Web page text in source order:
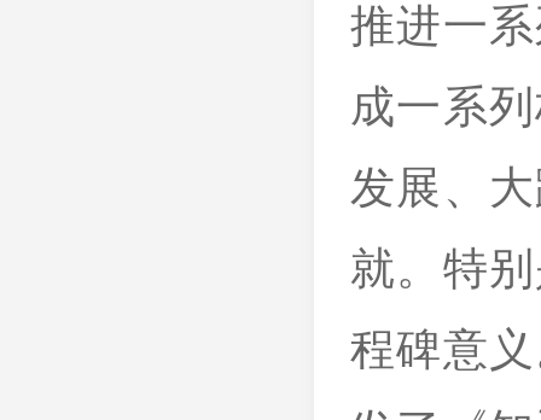
推进一
成一系
发展、
就。特
程碑意